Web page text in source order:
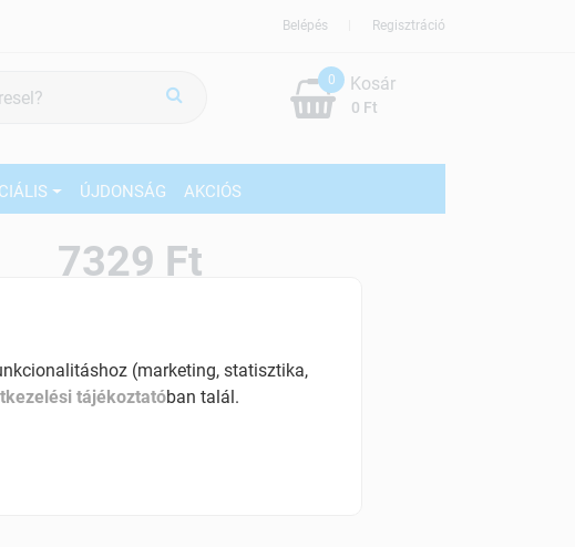
Regisztráció
Belépés
0
0 Ft
Kosár
ÚJDONSÁG AKCIÓS
7329 Ft
Készletinformáció:
Elérhetõ
(marketing, statisztika,
tájékoztatóban talál.